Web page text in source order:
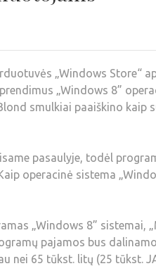
„Windows Store“
„Windows 8”
smulkiai paaiškino kaip
pasaulyje, todėl
operacinė sistema
„Windows 8” sistemai,
pajamos bus
nei 65 tūkst. litų (25 tūkst.